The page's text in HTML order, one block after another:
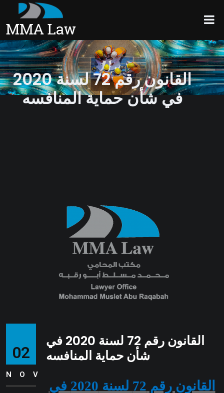
القانون رقم 72 لسنة 2020
في شأن حماية المنافسه
02
NOV
القانون رقم 72 لسنة 2020 في
شأن حماية المنافسه
القانون رقم 72 لسنة 2020 في